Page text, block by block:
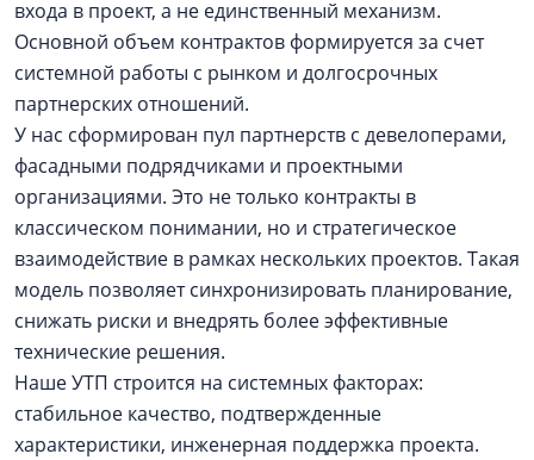
входа в проект, а не единственный механизм.
Основной объем контрактов формируется за счет
системной работы с рынком и долгосрочных
партнерских отношений.
У нас сформирован пул партнерств с девелоперами,
фасадными подрядчиками и проектными
организациями. Это не только контракты в
классическом понимании, но и стратегическое
взаимодействие в рамках нескольких проектов. Такая
модель позволяет синхронизировать планирование,
снижать риски и внедрять более эффективные
технические решения.
Наше УТП строится на системных факторах:
стабильное качество, подтвержденные
характеристики, инженерная поддержка проекта.